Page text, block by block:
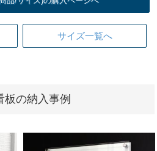
サイズ一覧へ
板の納入事例